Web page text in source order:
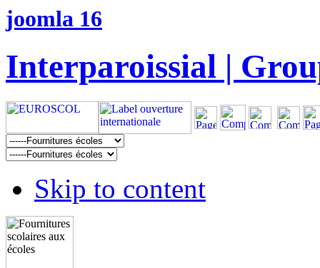
joomla 16
Interparoissial |
Skip to content